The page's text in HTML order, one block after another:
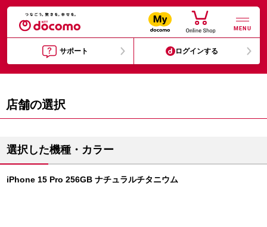
MENU
サポート ログインする
店舗の選択
選択した機種・カラー
iPhone 15 Pro 256GB ナチュラルチタニウム